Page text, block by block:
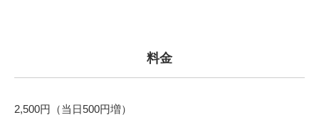
料金
2,500円（当日500円増）